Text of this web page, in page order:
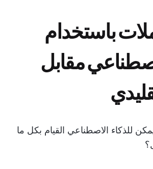
باستخدام
مقابل
للذكاء الاصطناعي القيام بكل ما